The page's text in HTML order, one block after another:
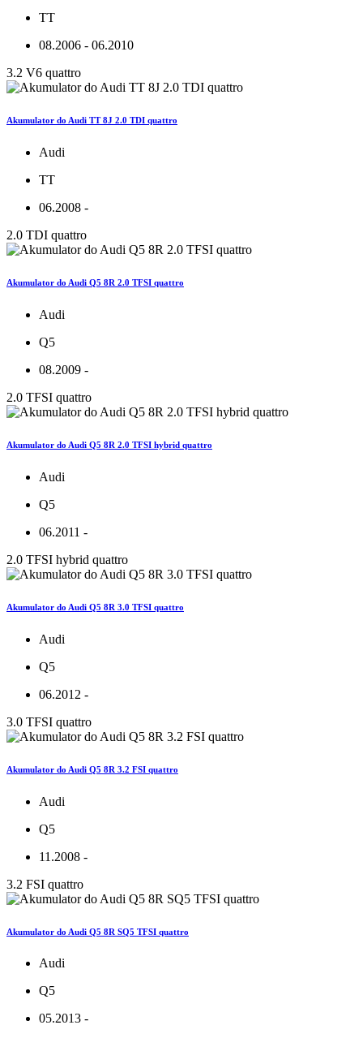
TT
08.2006 - 06.2010
3.2 V6 quattro
Akumulator do Audi TT 8J 2.0 TDI quattro
Audi
TT
06.2008 -
2.0 TDI quattro
Akumulator do Audi Q5 8R 2.0 TFSI quattro
Audi
Q5
08.2009 -
2.0 TFSI quattro
Akumulator do Audi Q5 8R 2.0 TFSI hybrid quattro
Audi
Q5
06.2011 -
2.0 TFSI hybrid quattro
Akumulator do Audi Q5 8R 3.0 TFSI quattro
Audi
Q5
06.2012 -
3.0 TFSI quattro
Akumulator do Audi Q5 8R 3.2 FSI quattro
Audi
Q5
11.2008 -
3.2 FSI quattro
Akumulator do Audi Q5 8R SQ5 TFSI quattro
Audi
Q5
05.2013 -